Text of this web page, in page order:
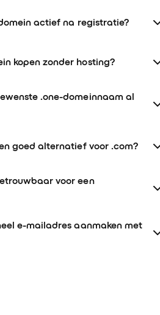
actief na registratie?
kopen zonder hosting?
.one-domeinnaam al
goed alternatief voor .com?
voor een
e-mailadres aanmaken met